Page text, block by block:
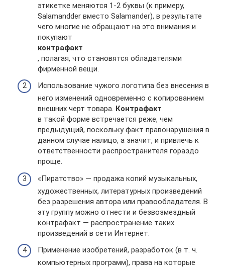
этикетке меняются 1-2 буквы (к примеру,
Salamandder вместо Salamander), в результате
чего многие не обращают на это внимания и
покупают
контрафакт
, полагая, что становятся обладателями
фирменной вещи.
Использование чужого логотипа без внесения в
него изменений одновременно с копированием
внешних черт товара. Контрафакт
в такой форме встречается реже, чем
предыдущий, поскольку факт правонарушения в
данном случае налицо, а значит, и привлечь к
ответственности распространителя гораздо
проще.
«Пиратство» — продажа копий музыкальных,
художественных, литературных произведений
без разрешения автора или правообладателя. В
эту группу можно отнести и безвозмездный
контрафакт — распространение таких
произведений в сети Интернет.
Применение изобретений, разработок (в т. ч.
компьютерных программ), права на которые